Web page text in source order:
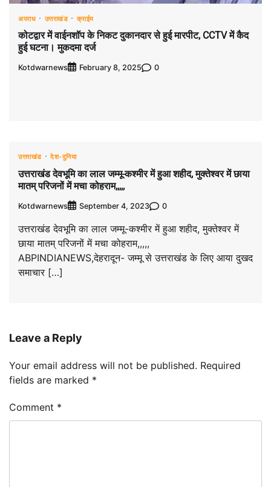
अपराध उत्तराखंड क्राईम
कोटद्वार में वाईनशॉप के निकट दुकानदार से हुई मारपीट, CCTV में कैद
हुई घटना। मुकदमा दर्ज
Kotdwarnews February 8, 2025 0
उत्तराखंड देश-दुनिया
उत्तराखंड देवभूमि का लाल जम्मू-कश्मीर में हुआ शहीद, मुक्तेश्वर में छाया
मातम् परिजनों में मचा कोहराम,,,,,
Kotdwarnews September 4, 2023 0
उत्तराखंड देवभूमि का लाल जम्मू-कश्मीर में हुआ शहीद, मुक्तेश्वर में
छाया मातम् परिजनों में मचा कोहराम,,,,,
ABPINDIANEWS,देहरादून- जम्मू से उत्तराखंड के लिए आया दुखद
समाचार […]
Leave a Reply
Your email address will not be published. Required
fields are marked *
Comment *